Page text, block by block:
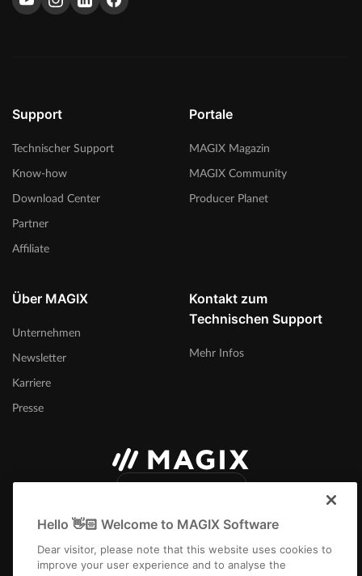
Support
Technischer Support
Know-how
Download Center
Partner
Affiliate
Portale
MAGIX Magazin
MAGIX Community
Producer Planet
Über MAGIX
Unternehmen
Newsletter
Karriere
Presse
Kontakt zum
Technischen Support
Mehr Infos
Hello 👋🏻 Welcome to MAGIX Software
Dear visitor, please note that this website uses cookies to
improve your user experience and to analyse the